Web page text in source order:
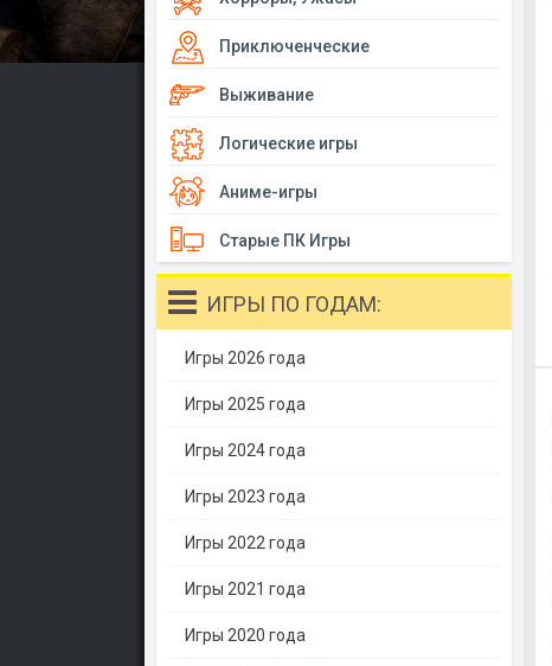
Приключенческие
Выживание
Логические игры
Аниме-игры
Старые ПК Игры
ИГРЫ ПО ГОДАМ:
Игры 2026 года
Игры 2025 года
Игры 2024 года
Игры 2023 года
Игры 2022 года
Игры 2021 года
Игры 2020 года